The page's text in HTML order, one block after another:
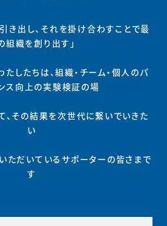
き出し、それを掛け合わすことで最
組織を創り出す」
したちは、組織・チーム・個人のパ
ス向上の実験検証の場
その結果を次世代に繋いでいきた
い
ただいているサポーターの皆さまで
す